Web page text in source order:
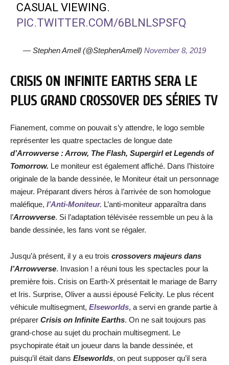
CASUAL VIEWING.
PIC.TWITTER.COM/6BLNLSPSFQ
— Stephen Amell (@StephenAmell) November 8, 2019
CRISIS ON INFINITE EARTHS SERA LE
PLUS GRAND CROSSOVER DES SÉRIES TV
Fianement, comme on pouvait s’y attendre, le logo semble
représenter les quatre spectacles de longue date
d’Arrowverse : Arrow, The Flash, Supergirl et Legends of
Tomorrow. Le moniteur est également affiché. Dans l’histoire
originale de la bande dessinée, le Moniteur était un personnage
majeur. Préparant divers héros à l’arrivée de son homologue
maléfique, l’Anti-Moniteur. L’anti-moniteur apparaîtra dans
l’Arrowverse. Si l’adaptation télévisée ressemble un peu à la
bande dessinée, les fans vont se régaler.
Jusqu’à présent, il y a eu trois crossovers majeurs dans
l’Arrowverse. Invasion ! a réuni tous les spectacles pour la
première fois. Crisis on Earth-X présentait le mariage de Barry
et Iris. Surprise, Oliver a aussi épousé Felicity. Le plus récent
véhicule multisegment, Elseworlds, a servi en grande partie à
préparer Crisis on Infinite Earths. On ne sait toujours pas
grand-chose au sujet du prochain multisegment. Le
psychopirate était un joueur dans la bande dessinée, et
puisqu’il était dans Elseworlds, on peut supposer qu’il sera